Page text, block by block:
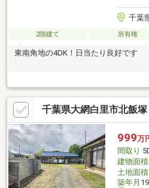
千葉
2階建て 所有権
東南角地の4DK！日当たり良好です
千葉県大網白里市北飯
999万
間取り
建物面積
土地面積
築年月